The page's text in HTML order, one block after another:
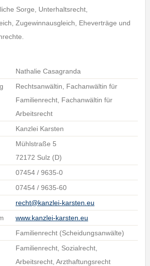
Sorge, Unterhaltsrecht,
Zugewinnausgleich, Eheverträge und
Nathalie Casagranda
Rechtsanwältin, Fachanwältin für
Familienrecht, Fachanwältin für
Arbeitsrecht
Kanzlei Karsten
Mühlstraße 5
72172 Sulz (D)
07454 / 9635-0
07454 / 9635-60
recht@kanzlei-karsten.eu
www.kanzlei-karsten.eu
Familienrecht (Scheidungsanwälte)
Familienrecht, Sozialrecht,
Arbeitsrecht, Arzthaftungsrecht